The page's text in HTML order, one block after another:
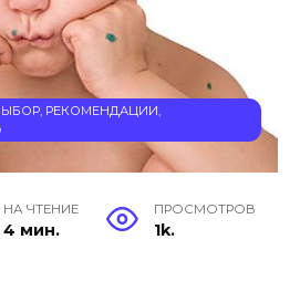
РЕКОМЕНДАЦИИ,
НА ЧТЕНИЕ
4 мин.
ПРОСМОТРОВ
1k.